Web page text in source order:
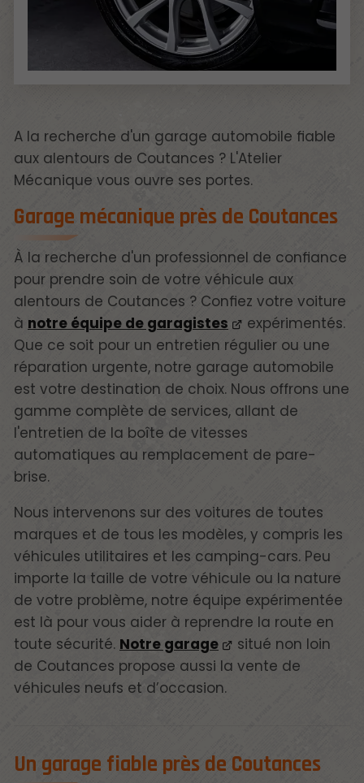
A la recherche d'un garage automobile fiable
aux alentours de Coutances ? L'Atelier
Mécanique vous ouvre ses portes.
Garage mécanique près de Coutances
À la recherche d'un professionnel de confiance
pour prendre soin de votre véhicule aux
alentours de Coutances ? Confiez votre voiture
à notre équipe de garagistes
expérimentés.
Que ce soit pour un entretien régulier ou une
réparation urgente, notre garage automobile
est votre destination de choix. Nous offrons une
gamme complète de services, allant de
l'entretien de la boîte de vitesses
automatiques au remplacement de pare-
brise.
Nous intervenons sur des voitures de toutes
marques et de tous les modèles, y compris les
véhicules utilitaires et les camping-cars. Peu
importe la taille de votre véhicule ou la nature
de votre problème, notre équipe expérimentée
est là pour vous aider à reprendre la route en
toute sécurité. Notre garage
situé non loin
de Coutances propose aussi la vente de
véhicules neufs et d’occasion.
Un garage fiable près de Coutances